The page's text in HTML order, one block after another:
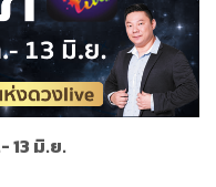
13 มิ.ย.